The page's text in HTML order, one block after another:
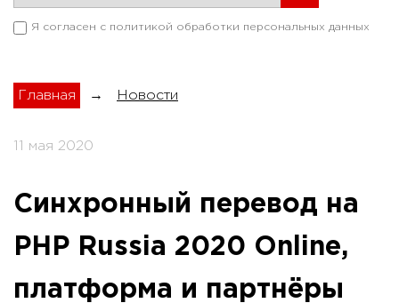
Главная → Новости
11 мая 2020
Синхронный перевод на
PHP Russia 2020 Online,
платформа и партнёры
Я согласен с политикой обработки персональных данных